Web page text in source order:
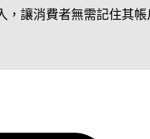
，讓消費者無需記住其帳